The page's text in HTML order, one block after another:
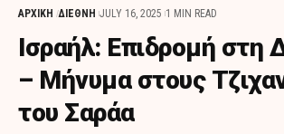
ΑΡΧΙΚΗ ΔΙΕΘΝΗ JULY 16, 2025 1 MIN READ
Ισραήλ: Επιδρομή στη
– Μήνυμα στους
του Σαράα